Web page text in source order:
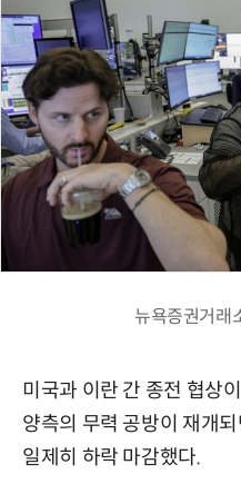
뉴욕증권거래
미국과 이란 간 종전 협상
양측의 무력 공방이 재개
일제히 하락 마감했다.